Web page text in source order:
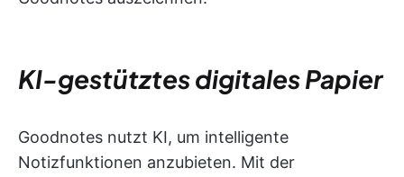
KI-gestütztes digitales Papier
Goodnotes nutzt KI, um intelligente
Notizfunktionen anzubieten. Mit der